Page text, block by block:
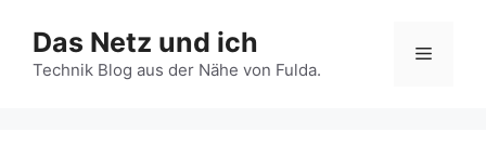
Inhalt
springen
Das Netz und ich
Technik Blog aus der Nähe von Fulda.
Menü